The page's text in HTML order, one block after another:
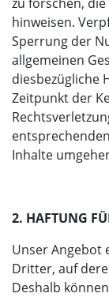
hinweisen.
Sperrung der
allgemeinen
diesbezügliche
Zeitpunkt der
Inhalte
2. HAFTUNG
Unser Angebot
Dritter, auf
Deshalb